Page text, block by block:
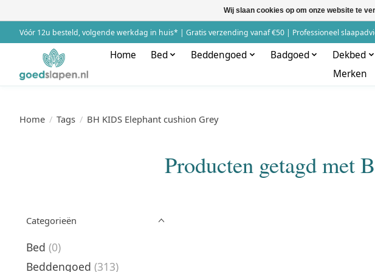
Vóór 12u besteld, volgende werkdag in huis* | Gratis verzending vanaf €50 | Professioneel
Home Bed Beddengoed Badgoed Dekbed
Merken
Home / Tags / BH KIDS Elephant cushion Grey
Producten getagd met
Categorieën
Bed (0)
Beddengoed (313)
Wij slaan cookies op om onze website te